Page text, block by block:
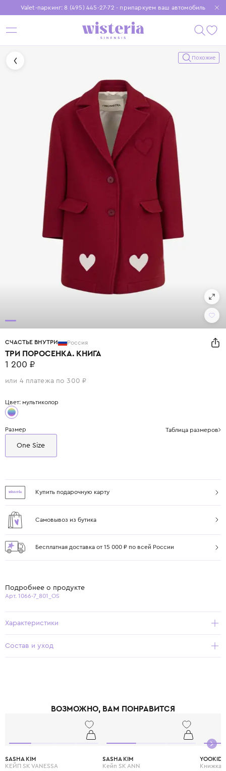
Valet-паркинг: 8 (495) 445-27-72 - припаркуем ваш автомобиль
Бесплатная доставка при заказе от 15 000 ₽
Установите приложение, чтобы покупки были еще удобнее
Похожие
СЧАСТЬЕ ВНУТРИ Россия
ТРИ ПОРОСЕНКА. КНИГА
1 200 ₽
или 4 платежа по 300 ₽
Цвет: мультиколор
Размер Таблица размеров
One Size
Купить подарочную карту
Самовывоз из бутика
Бесплатная доставка от 15 000 ₽ по всей России
Подробнее о продукте
Арт. 1066-7_801_OS
Характеристики
Состав и уход
ВОЗМОЖНО, ВАМ ПОНРАВИТСЯ
SASHA KIM
КЕЙП SK VANESSA
SASHA KIM
Кейп SK ANN